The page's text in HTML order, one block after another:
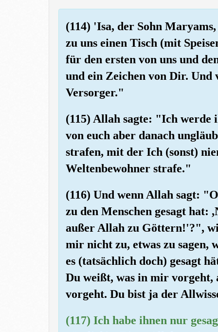
(114) 'Isa, der Sohn
zu uns einen Tisch (mit
für den ersten von uns und
und ein Zeichen von Dir. Und
Versorger."
(115) Allah sagte: "Ich werde
von euch aber danach
strafen, mit der Ich (sonst)
Weltenbewohner strafe."
(116) Und wenn Allah sagt:
zu den Menschen gesagt
außer Allah zu Göttern!'?",
mir nicht zu, etwas zu sagen,
es (tatsächlich doch) gesagt
Du weißt, was in mir
vorgeht. Du bist ja der
(117) Ich habe ihnen nur